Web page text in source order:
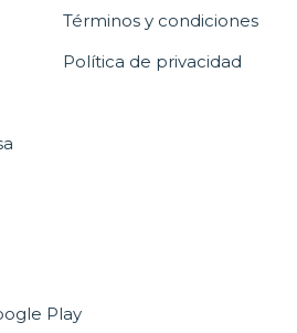
Términos y condiciones
Política de privacidad
Play